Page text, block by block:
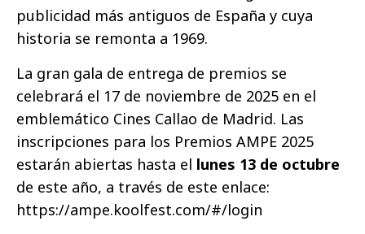
publicidad más antiguos de España y cuya
historia se remonta a 1969.
La gran gala de entrega de premios se
celebrará el 17 de noviembre de 2025 en el
emblemático Cines Callao de Madrid. Las
inscripciones para los Premios AMPE 2025
estarán abiertas hasta el lunes 13 de octubre
de este año, a través de este enlace:
https://ampe.koolfest.com/#/login